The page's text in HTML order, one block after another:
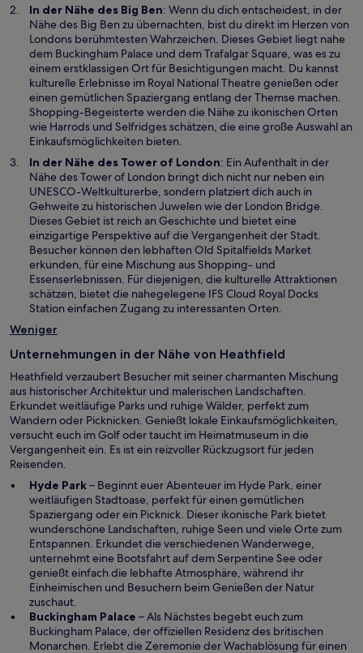
n
e
u
e
n
F
e
n
s
e
r
g
e
ö
f
f
n
e
t
i
n
e
m
n
e
u
e
n
F
e
n
s
t
e
r
g
e
ö
f
f
t
In der Nähe des Big BenW
i
r
d
i
n
e
i
n
e
m
n
e
u
e
n
F
e
n
s
t
e
e
ö
f
f
n
e
t
: Wenn du dich entscheidest, in der
Nähe des Big Ben zu übernachten, bist du direkt im Herzen von
Londons berühmtesten Wahrzeichen. Dieses Gebiet liegt nahe
dem Buckingham Palace und dem Trafalgar Square, was es zu
einem erstklassigen Ort für Besichtigungen macht. Du kannst
kulturelle Erlebnisse im Royal National Theatre genießen oder
einen gemütlichen Spaziergang entlang der Themse machen.
Shopping-Begeisterte werden die Nähe zu ikonischen Orten
wie Harrods und Selfridges schätzen, die eine große Auswahl an
Einkaufsmöglichkeiten bieten.
In der Nähe des Tower of London: Ein Aufenthalt in der
Nähe des Tower of London bringt dich nicht nur neben ein
UNESCO-Weltkulturerbe, sondern platziert dich auch in
Gehweite zu historischen Juwelen wie der London Bridge.
Dieses Gebiet ist reich an Geschichte und bietet eine
einzigartige Perspektive auf die Vergangenheit der Stadt.
Besucher können den lebhaften Old Spitalfields Market
erkunden, für eine Mischung aus Shopping- und
Essenserlebnissen. Für diejenigen, die kulturelle Attraktionen
schätzen, bietet die nahegelegene IFS Cloud Royal Docks
Station einfachen Zugang zu interessanten Orten.
Weniger
Unternehmungen in der Nähe von Heathfield
Heathfield verzaubert Besucher mit seiner charmanten Mischung
aus historischer Architektur und malerischen Landschaften.
Erkundet weitläufige Parks und ruhige Wälder, perfekt zum
Wandern oder Picknicken. Genießt lokale Einkaufsmöglichkeiten,
versucht euch im Golf oder taucht im Heimatmuseum in die
Vergangenheit ein. Es ist ein reizvoller Rückzugsort für jeden
Reisenden.
Hyde ParkW
i
r
d
i
n
e
i
e
m
n
– Beginnt euer Abenteuer im Hyde Park, einer
weitläufigen Stadtoase, perfekt für einen gemütlichen
Spaziergang oder ein Picknick. Dieser ikonische Park bietet
wunderschöne Landschaften, ruhige Seen und viele Orte zum
Entspannen. Erkundet die verschiedenen Wanderwege,
unternehmt eine Bootsfahrt auf dem Serpentine See oder
genießt einfach die lebhafte Atmosphäre, während ihr
Einheimischen und Besuchern beim Genießen der Natur
zuschaut.
Buckingham Palace W
i
r
– Als Nächstes begebt euch zum
Buckingham Palace, der offiziellen Residenz des britischen
Monarchen. Erlebt die Zeremonie der Wachablösung für einen